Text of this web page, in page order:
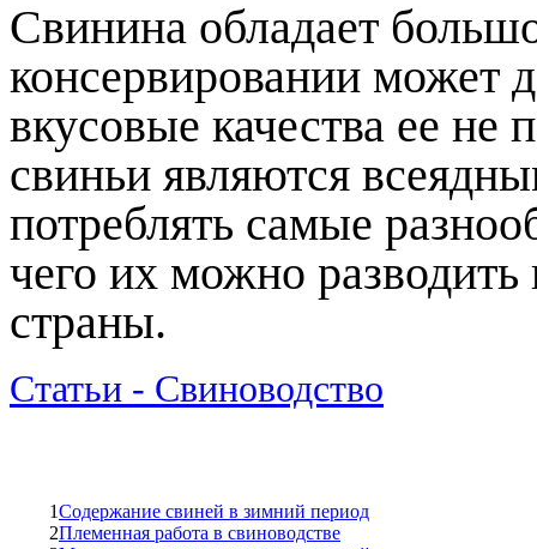
Свинина обладает
консервировании может
вкусовые качества ее
свиньи являются
потреблять самые
чего их можно разводить
страны.
Статьи - Свиноводство
1Содержание свиней в зимний период
2Племенная работа в свиноводстве